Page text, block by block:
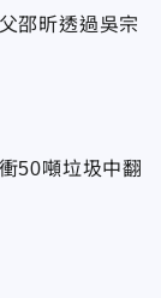
邵昕透過吳宗
50噸垃圾中翻